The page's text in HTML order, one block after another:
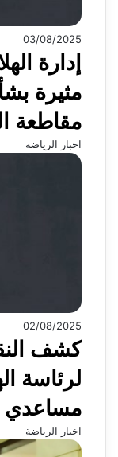
03/08/2025
إدارة
مثيرة
مقاطعة
اخبار الرياضة
02/08/2025
كشف
لرئاسة
مساعدي
اخبار الرياضة